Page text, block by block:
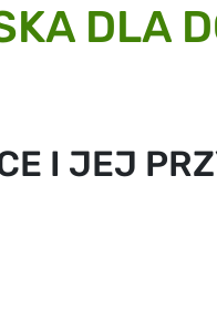
DLA
I JEJ